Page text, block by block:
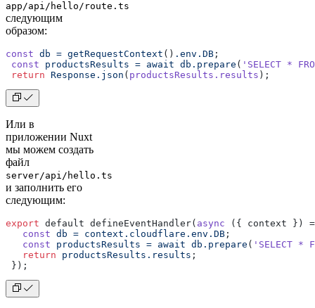
app/api/hello/route.ts
следующим
образом:
const db = getRequestContext () .env.DB ;
const productsResults = await db.prepare ( 'SELECT *
return Response.json ( productsResults.results );
Или в
приложении Nuxt
мы можем создать
файл
server/api/hello.ts
и заполнить его
следующим:
export default defineEventHandler( async ({ context })
   const
db = context.cloudflare.env.DB ;
   const
productsResults = await db.prepare ( 'SELECT *
   return
productsResults.results ;
});